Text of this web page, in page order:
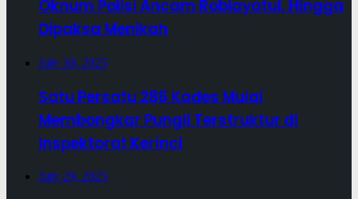
Oknum Polisi Ancam Robiayatul, Hingga
Dipaksa Menikah
July 30, 2025
Satu Persatu 286 Kades Mulai
Membongkar Pungli Terstruktur di
Inspektorat Kerinci
July 29, 2025